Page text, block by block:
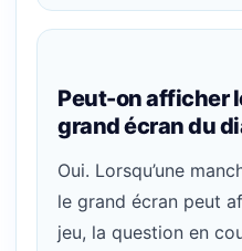
Peut-on afficher
grand écran du
Oui. Lorsqu’une
le grand écran peut
jeu, la question en